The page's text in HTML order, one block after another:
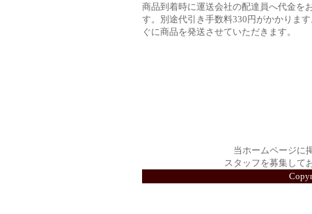
商品到着時に運送会社の配達員へ代金を
す。別途代引き手数料330円がかかりま
ぐに商品を発送させていただきます。
当ホームページに
スタッフを募集して